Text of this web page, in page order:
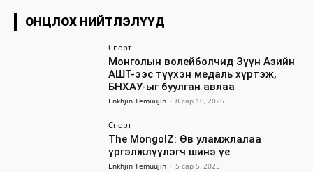
ОНЦЛОХ НИЙТЛЭЛҮҮД
Спорт
Монголын волейболчид Зүүн Азийн
АШТ-ээс түүхэн медаль хүртэж,
БНХАУ-ыг буулган авлаа
Enkhjin Temuujin - 8 сар 10, 2026
Спорт
The MongolZ: Өв уламжлалаа
үргэлжлүүлэгч шинэ үе
Enkhjin Temuujin - 5 сар 5, 2025